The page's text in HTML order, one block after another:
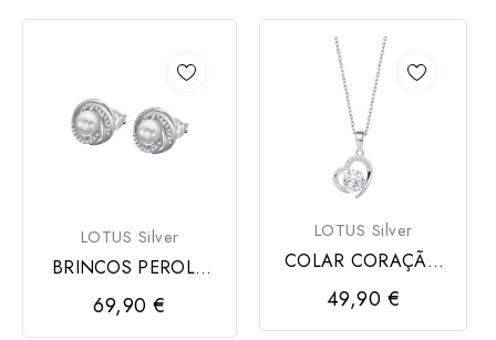
LOTUS Silver
BRINCOS PEROLA
LOTUS SILVER PRATA
69,90 €
LOTUS Silver
COLAR CORAÇÃO
LOTUS SILVER
PRATA
49,90 €